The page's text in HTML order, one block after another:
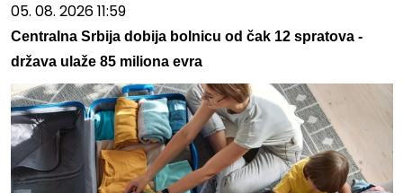
05. 08. 2026 11:59
Centralna Srbija dobija bolnicu od čak 12 spratova -
država ulaže 85 miliona evra